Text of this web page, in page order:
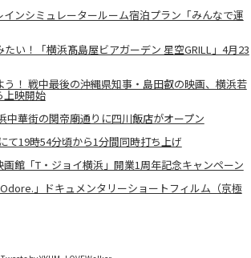
ンシミュレータールーム宿泊プラン「みんなで運
い！「横浜髙島屋ビアガーデン 星空GRILL」4月23
う！ 戦中最後の沖縄県知事・島田叡の映画、横浜若
上映開始
華街の関帝廟通りに四川飯店がオープン
て19時54分頃から1分間同時打ち上げ
館「T・ジョイ横浜」開業1周年記念キャンペーン
」ドキュメンタリーショートフィルム（京極